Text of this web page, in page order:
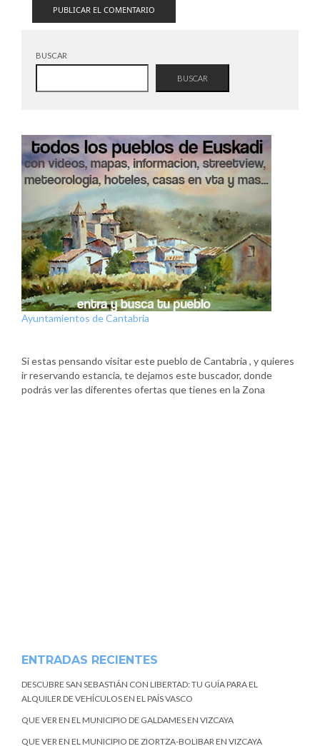
BUSCAR
BUSCAR
Ayuntamientos de Cantabria
Si estas pensando visitar este pueblo de Cantabria , y quieres
ir reservando estancia, te dejamos este buscador, donde
podrás ver las diferentes ofertas que tienes en la Zona
ENTRADAS RECIENTES
DESCUBRE SAN SEBASTIÁN CON LIBERTAD: TU GUÍA PARA EL
ALQUILER DE VEHÍCULOS EN EL PAÍS VASCO
QUE VER EN EL MUNICIPIO DE GALDAMES EN VIZCAYA
QUE VER EN EL MUNICIPIO DE ZIORTZA-BOLIBAR EN VIZCAYA